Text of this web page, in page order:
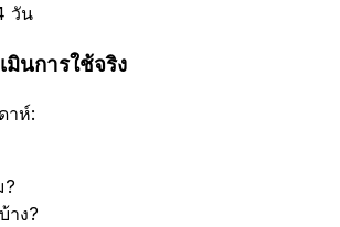
วัน
นการใช้จริง
าห์:
?
าง?